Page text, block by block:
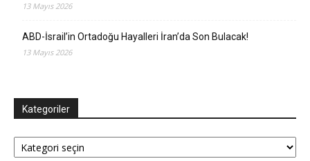
13 Mayıs 2026
ABD-İsrail’in Ortadoğu Hayalleri İran’da Son Bulacak!
13 Mayıs 2026
Kategoriler
Kategoriler